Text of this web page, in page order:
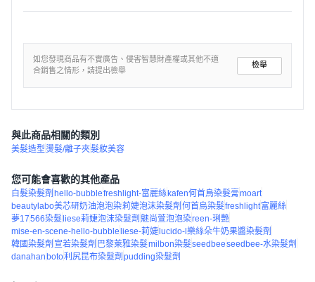
如您發現商品有不實廣告、侵害智慧財產權或其他不適
合銷售之情形，請提出檢舉
檢舉
與此商品相關的類別
美髮造型燙髮/離子夾髮妝美容
您可能會喜歡的其他產品
白髮染髮劑 hello-bubblefreshlight-富麗絲 kafen何首烏染髮膏moart
beautylabo美芯研奶油泡泡染莉婕泡沫染髮劑 何首烏染髮freshlight富麗絲
夢17566染髮 liese莉婕泡沫染髮劑 魅尚萱泡泡染reen-琍艷
mise-en-scene-hello-bubble liese-莉婕 lucido-l樂絲朵牛奶果醬染髮劑
韓國染髮劑 宣若染髮劑 巴黎萊雅染髮milbon染髮seedbeeseedbee-水染髮劑
danahan boto利尻昆布染髮劑 pudding染髮劑